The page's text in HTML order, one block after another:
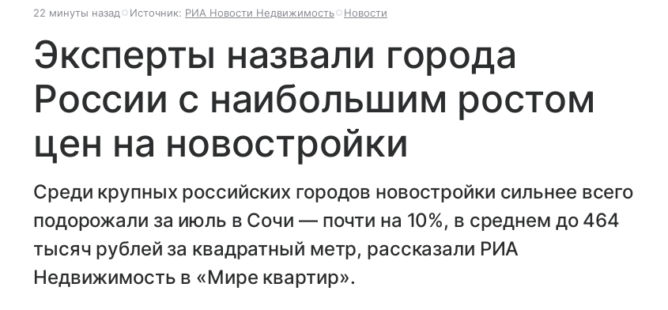
22 минуты назад Источник: РИА Новости Недвижимость Новости
Эксперты назвали города
России с наибольшим ростом
цен на новостройки
Среди крупных российских городов новостройки сильнее всего
подорожали за июль в Сочи — почти на 10%, в среднем до 464
тысяч рублей за квадратный метр, рассказали РИА
Недвижимость в «Мире квартир».